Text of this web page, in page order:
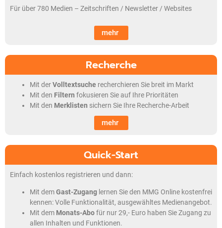
Für über 780 Medien – Zeitschriften / Newsletter / Websites
mehr
Recherche
Mit derVolltextsuche recherchieren Sie breit im Markt
Mit den Filtern fokusieren Sie auf Ihre Prioritäten
Mit den Merklisten sichern Sie Ihre Recherche-Arbeit
mehr
Quick-Start
Einfach kostenlos registrieren und dann:
Mit demGast-Zugang lernen Sie den MMG Online kostenfrei
kennen: Volle Funktionalität, ausgewähltes Medienangebot.
Mit dem Monats-Abofür nur 29,- Euro haben Sie Zugang zu
allen Inhalten und Funktionen.